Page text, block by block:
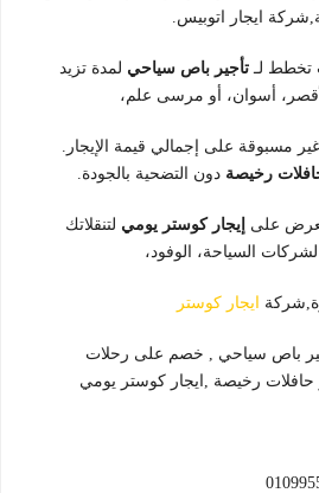
ايجار اتوبيس.
تخطط لـ تأجير باص سياحي لمدة تزيد
أسوان، أو مرسى علم،
مسبوقة على إجمالي قيمة الإيجار.
رخيصة دون التضحية بالجودة.
على إيجار كوستر يومي لتنقلاتك
لشركات السياحة، الوفود،
ايجار كوستر
باص سياحي , خصم على رحلات
حافلات رخيصة ,ايجار كوستر يومي